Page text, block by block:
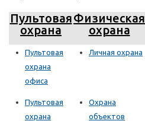
Пультовая
охрана
Физическая
охрана
Пультовая
охрана
офиса
Личная охрана
Пультовая
охрана
Охрана
объектов